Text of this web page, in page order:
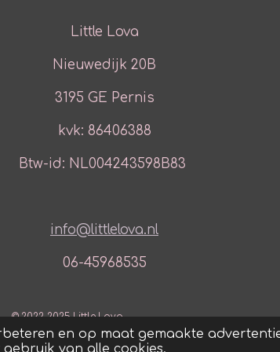
en op maat gemaakte
gebruik van alle cookies.
Little Lova
Nieuwedijk 20B
3195 GE Pernis
kvk: 86406388
Btw-id: NL004243598B83
info@littlelova.nl
06-45968535
© 2022-2025 Little Lova